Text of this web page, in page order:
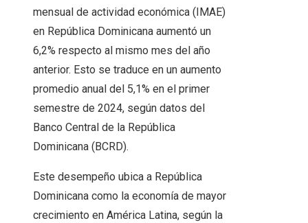
mensual de actividad económica (IMAE)
en República Dominicana aumentó un
6,2% respecto al mismo mes del año
anterior. Esto se traduce en un aumento
promedio anual del 5,1% en el primer
semestre de 2024, según datos del
Banco Central de la República
Dominicana (BCRD).
Este desempeño ubica a República
Dominicana como la economía de mayor
crecimiento en América Latina, según la